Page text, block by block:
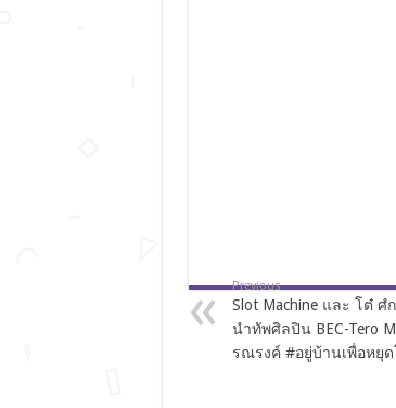
Previous
Slot Machine และ โต๋ ศํ
นำทัพศิลปิน BEC-Tero
รณรงค์ #อยู่บ้านเพื่อหยุ